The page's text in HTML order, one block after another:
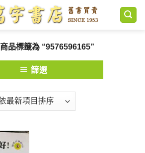
商品標籤為 “9576596165”
篩選